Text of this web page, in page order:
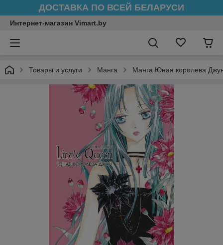
ДОСТАВКА ПО ВСЕЙ БЕЛАРУСИ
Интернет-магазин Vimart.by
Товары и услуги Манга Манга Юная королева